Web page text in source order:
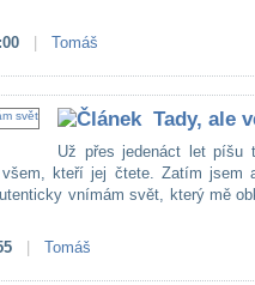
Tomáš
Tady, ale
Už přes jedenáct let píšu
kteří jej čtete. Zatím jsem
vnímám svět, který mě
Tomáš